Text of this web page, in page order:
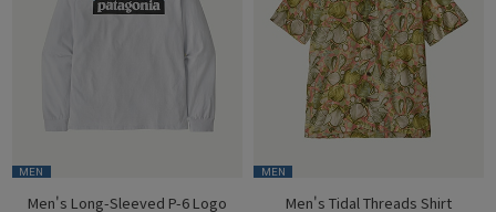
MEN
Men's Long-Sleeved P-6 Logo
MEN
Men's Tidal Threads Shirt